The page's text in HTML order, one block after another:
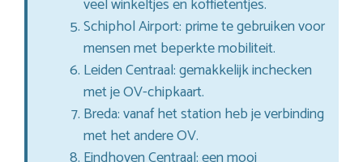
Schiphol Airport: prime te gebruiken voor
mensen met beperkte mobiliteit.
Leiden Centraal: gemakkelijk inchecken
met je OV-chipkaart.
Breda: vanaf het station heb je verbinding
met het andere OV.